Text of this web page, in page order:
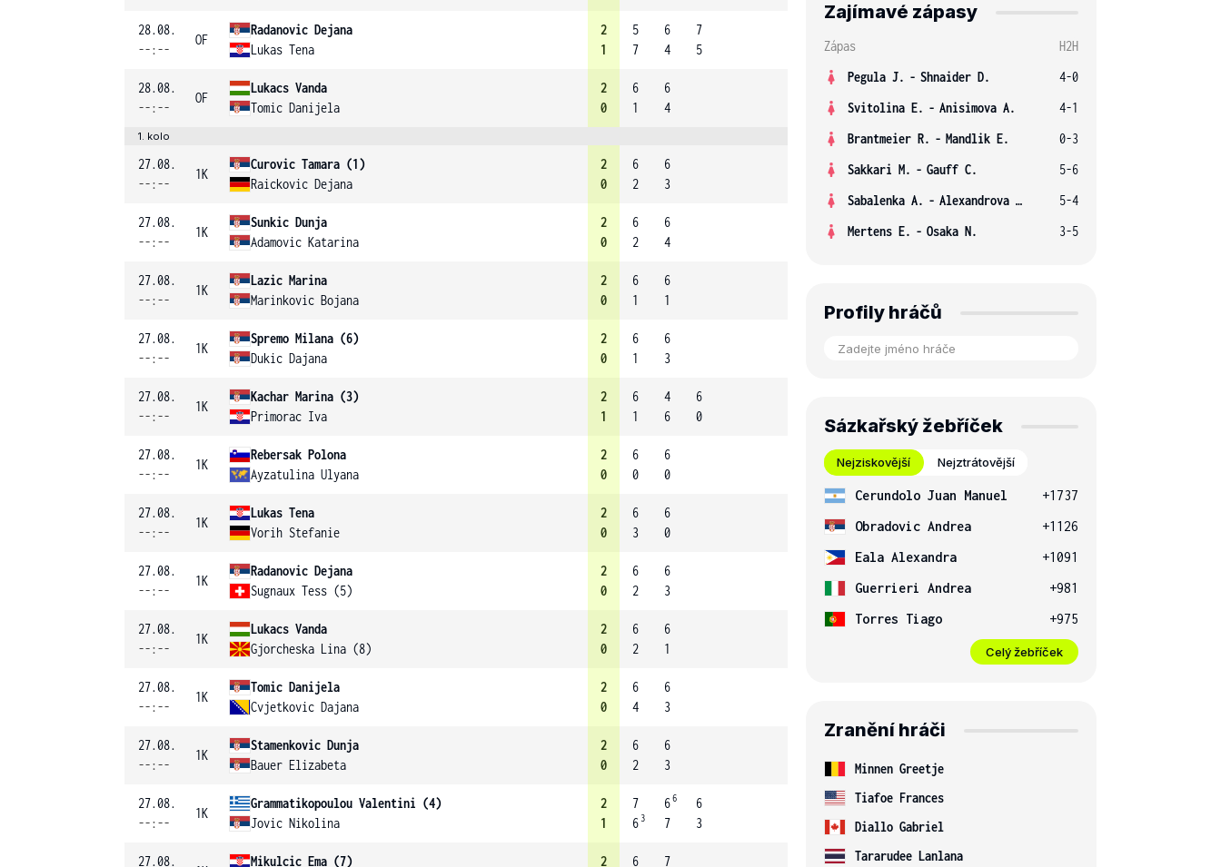
28.08.
--:--
OF
Radanovic Dejana
Lukas Tena
2
1
5
7
6
4
7
5
28.08.
--:--
OF
Lukacs Vanda
Tomic Danijela
2
0
6
1
6
4
1. kolo
27.08.
--:--
1K
Curovic Tamara (1)
Raickovic Dejana
2
0
6
2
6
3
27.08.
--:--
1K
Sunkic Dunja
Adamovic Katarina
2
0
6
2
6
4
27.08.
--:--
1K
Lazic Marina
Marinkovic Bojana
2
0
6
1
6
1
27.08.
--:--
1K
Spremo Milana (6)
Dukic Dajana
2
0
6
1
6
3
27.08.
--:--
1K
Kachar Marina (3)
Primorac Iva
2
1
6
1
4
6
6
0
27.08.
--:--
1K
Rebersak Polona
Ayzatulina Ulyana
2
0
6
0
6
0
27.08.
--:--
1K
Lukas Tena
Vorih Stefanie
2
0
6
3
6
0
27.08.
--:--
1K
Radanovic Dejana
Sugnaux Tess (5)
2
0
6
2
6
3
27.08.
--:--
1K
Lukacs Vanda
Gjorcheska Lina (8)
2
0
6
2
6
1
27.08.
--:--
1K
Tomic Danijela
Cvjetkovic Dajana
2
0
6
4
6
3
27.08.
--:--
1K
Stamenkovic Dunja
Bauer Elizabeta
2
0
6
2
6
3
27.08.
--:--
1K
Grammatikopoulou Valentini (4)
Jovic Nikolina
2
1
7
6 3
66
7
6
3
27.08. Mikulcic Ema (7) 2 6 7
Zajímavé zápasy
Zápas
H2H
Pegula J. - Shnaider D.
4-0
Svitolina E. - Anisimova A.
4-1
Brantmeier R. - Mandlik E.
0-3
Sakkari M. - Gauff C.
5-6
Sabalenka A. - Alexandrova E.
5-4
Mertens E. - Osaka N. 3-5
Profily hráčů
Sázkařský žebříček
Nejziskovější Nejztrátovější
Cerundolo Juan Manuel
+1737
Obradovic Andrea
+1126
Eala Alexandra
+1091
Guerrieri Andrea
+981
Torres Tiago
+975
Celý žebříček
Zranění hráči
Minnen Greetje
Tiafoe Frances
Diallo Gabriel
Tararudee Lanlana